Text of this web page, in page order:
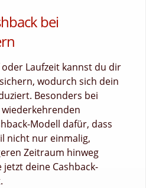
bei
Laufzeit kannst du dir
wodurch sich dein
Besonders bei
Modell dafür, dass
nicht nur einmalig,
Zeitraum hinweg
deine Cashback-